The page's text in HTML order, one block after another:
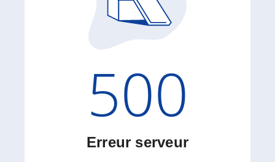
Code
500
Erreur serveur